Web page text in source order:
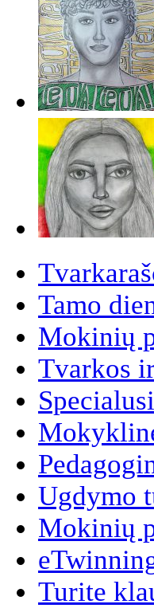
Tamo
Mokinių
Tvarkos
Ugdymo
Mokinių
Turite